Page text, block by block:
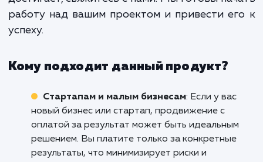
Оптимизация сайта,
контент, стратегия продвижения —
для успешного продвижения с
за результат.